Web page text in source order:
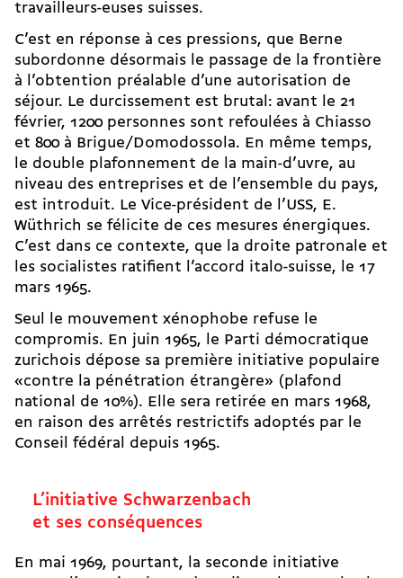
travailleurs-euses suisses.
C’est en réponse à ces pressions, que Berne
subordonne désormais le passage de la frontière
à l’obtention préalable d’une autorisation de
séjour. Le durcissement est brutal: avant le 21
février, 1200 personnes sont refoulées à Chiasso
et 800 à Brigue/Domodossola. En même temps,
le double plafonnement de la main-d’uvre, au
niveau des entreprises et de l’ensemble du pays,
est introduit. Le Vice-président de l’USS, E.
Wüthrich se félicite de ces mesures énergiques.
C’est dans ce contexte, que la droite patronale et
les socialistes ratifient l’accord italo-suisse, le 17
mars 1965.
Seul le mouvement xénophobe refuse le
compromis. En juin 1965, le Parti démocratique
zurichois dépose sa première initiative populaire
«contre la pénétration étrangère» (plafond
national de 10%). Elle sera retirée en mars 1968,
en raison des arrêtés restrictifs adopté­s par le
Conseil fédéral depuis 1965.
L’initiative Schwarzenbach
et ses conséquences
En mai 1969, pourtant, la seconde initiative